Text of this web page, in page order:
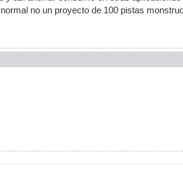
no un proyecto de 100 pistas